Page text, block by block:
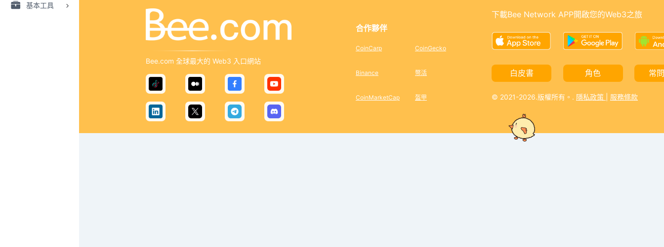
基本工具
Bee.com 全球最大的 Web3 入口網站
合作夥伴
CoinCarp
Binance
CoinMarketCap
CoinGecko
幣活
盔甲
下載Bee Network APP開啟您的Web3之旅
白皮書 角色 常
© 2021-2026.版權所有。. 隱私政策 服務條款